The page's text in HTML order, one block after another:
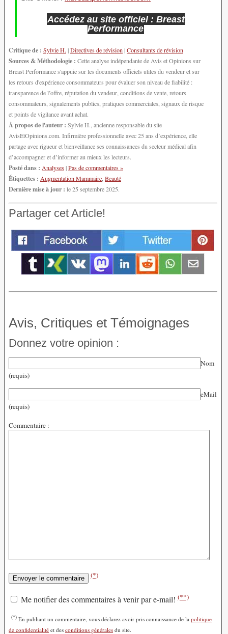
Accédez au site officiel : Breast
Performance
Critique de : Sylvie H. |Directives de révision|Consultants de révision
Sources & Méthodologie : Cette analyse indépendante de Avis et Opinions sur
Breast Performance s'appuie sur les documents officiels utiles du vendeur et sur
les retours d'expérience consommateurs pour évaluer son niveau de fiabilité :
transparence de l’offre, réputation du vendeur, conditions de vente, retours
consommateurs, signalements publics, pratiques commerciales, signaux de risque
et points de vigilance avant achat.
À propos de l'auteur : Sylvie H., ancienne responsable du site
AvisEtOpinions.com. Infirmière professionnelle avec 25 ans d’expérience, elle
partage avec rigueur et bienveillance ses connaissances du secteur médical afin
d’accompagner et d’informer au mieux les lecteurs.
Posté dans : Analyses|Pas de commentaires »
Étiquettes : Augmentation Mammaire Beauté
Dernière mise à jour : le 25 septembre 2025.
Partager cet Article!
Avis, Critiques et Témoignages
Donnez votre opinion :
Nom
(requis)
eMail
(requis)
Commentaire :
(*)
Me notifier des commentaires à venir par e-mail! (**)
(*) En publiant un commentaire, vous déclarez avoir pris connaissance de la politique
de confidentialité et des conditions générales du site.